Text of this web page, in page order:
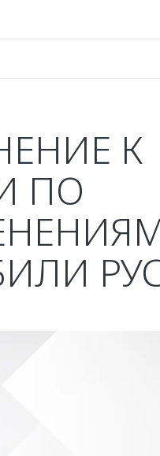
К
ПО